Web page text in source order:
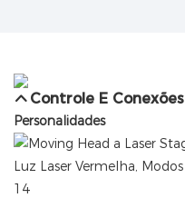
Controle E Conexões
Personalidades